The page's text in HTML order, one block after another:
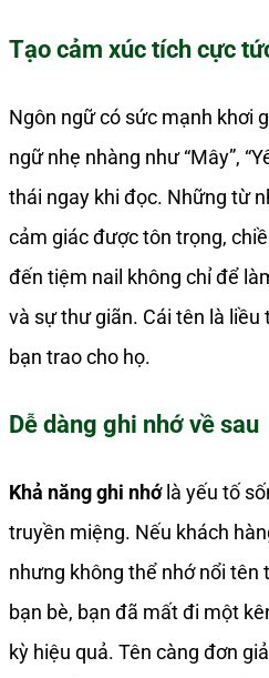
Tạo cảm xúc tích cực
Ngôn ngữ có sức mạnh khơi
ngữ nhẹ nhàng như “Mây”,
thái ngay khi đọc. Những từ
cảm giác được tôn trọng,
đến tiệm nail không chỉ để
và sự thư giãn. Cái tên là
bạn trao cho họ.
Dễ dàng ghi nhớ về sau
Khả năng ghi nhớlà yếu tố
truyền miệng. Nếu khách
nhưng không thể nhớ nổi tên
bạn bè, bạn đã mất đi một
kỳ hiệu quả. Tên càng đơn